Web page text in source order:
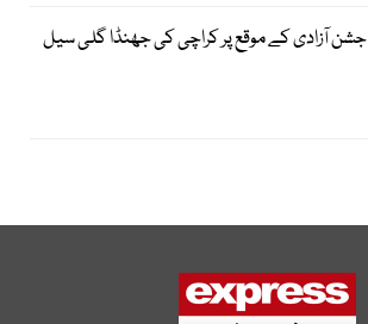
جشن آزادی کے موقع پر کراچی کی جھنڈا گلی سیل